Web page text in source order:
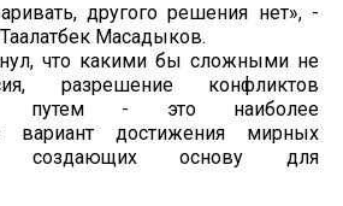
другого решения нет», -
Масадыков.
что какими бы сложными не
разрешение конфликтов
путем - это наиболее
вариант достижения мирных
создающих основу для